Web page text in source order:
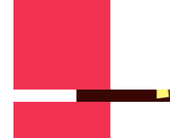
«Сибирский
В Санкт-